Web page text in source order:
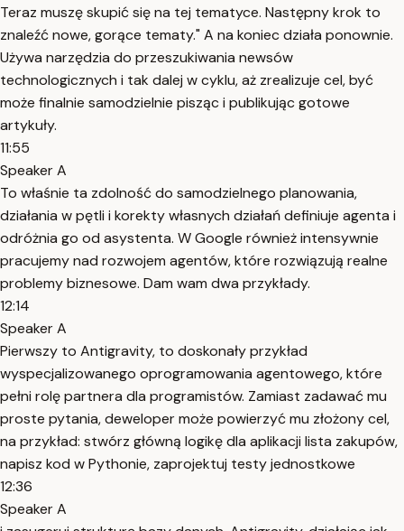
Teraz muszę skupić się na tej tematyce. Następny krok to
znaleźć nowe, gorące tematy." A na koniec działa ponownie.
Używa narzędzia do przeszukiwania newsów
technologicznych i tak dalej w cyklu, aż zrealizuje cel, być
może finalnie samodzielnie pisząc i publikując gotowe
artykuły.
11:55
Speaker A
To właśnie ta zdolność do samodzielnego planowania,
działania w pętli i korekty własnych działań definiuje agenta i
odróżnia go od asystenta. W Google również intensywnie
pracujemy nad rozwojem agentów, które rozwiązują realne
problemy biznesowe. Dam wam dwa przykłady.
12:14
Speaker A
Pierwszy to Antigravity, to doskonały przykład
wyspecjalizowanego oprogramowania agentowego, które
pełni rolę partnera dla programistów. Zamiast zadawać mu
proste pytania, deweloper może powierzyć mu złożony cel,
na przykład: stwórz główną logikę dla aplikacji lista zakupów,
napisz kod w Pythonie, zaprojektuj testy jednostkowe
12:36
Speaker A